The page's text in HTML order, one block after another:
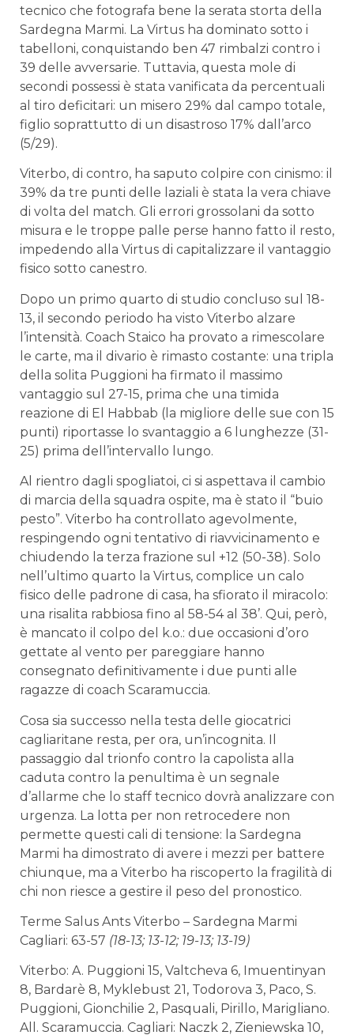
tecnico che fotografa bene la serata storta della
Sardegna Marmi. La Virtus ha dominato sotto i
tabelloni, conquistando ben 47 rimbalzi contro i
39 delle avversarie. Tuttavia, questa mole di
secondi possessi è stata vanificata da percentuali
al tiro deficitari: un misero 29% dal campo totale,
figlio soprattutto di un disastroso 17% dall’arco
(5/29).
Viterbo, di contro, ha saputo colpire con cinismo: il
39% da tre punti delle laziali è stata la vera chiave
di volta del match. Gli errori grossolani da sotto
misura e le troppe palle perse hanno fatto il resto,
impedendo alla Virtus di capitalizzare il vantaggio
fisico sotto canestro.
Dopo un primo quarto di studio concluso sul 18-
13, il secondo periodo ha visto Viterbo alzare
l’intensità. Coach Staico ha provato a rimescolare
le carte, ma il divario è rimasto costante: una tripla
della solita Puggioni ha firmato il massimo
vantaggio sul 27-15, prima che una timida
reazione di El Habbab (la migliore delle sue con 15
punti) riportasse lo svantaggio a 6 lunghezze (31-
25) prima dell’intervallo lungo.
Al rientro dagli spogliatoi, ci si aspettava il cambio
di marcia della squadra ospite, ma è stato il “buio
pesto”. Viterbo ha controllato agevolmente,
respingendo ogni tentativo di riavvicinamento e
chiudendo la terza frazione sul +12 (50-38). Solo
nell’ultimo quarto la Virtus, complice un calo
fisico delle padrone di casa, ha sfiorato il miracolo:
una risalita rabbiosa fino al 58-54 al 38’. Qui, però,
è mancato il colpo del k.o.: due occasioni d’oro
gettate al vento per pareggiare hanno
consegnato definitivamente i due punti alle
ragazze di coach Scaramuccia.
Cosa sia successo nella testa delle giocatrici
cagliaritane resta, per ora, un’incognita. Il
passaggio dal trionfo contro la capolista alla
caduta contro la penultima è un segnale
d’allarme che lo staff tecnico dovrà analizzare con
urgenza. La lotta per non retrocedere non
permette questi cali di tensione: la Sardegna
Marmi ha dimostrato di avere i mezzi per battere
chiunque, ma a Viterbo ha riscoperto la fragilità di
chi non riesce a gestire il peso del pronostico.
Terme Salus Ants Viterbo – Sardegna Marmi
Cagliari: 63-57 (18-13; 13-12; 19-13; 13-19)
Viterbo: A. Puggioni 15, Valtcheva 6, Imuentinyan
8, Bardarè 8, Myklebust 21, Todorova 3, Paco, S.
Puggioni, Gionchilie 2, Pasquali, Pirillo, Marigliano.
All. Scaramuccia. Cagliari: Naczk 2, Zieniewska 10,